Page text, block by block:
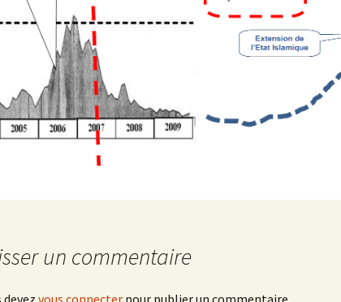
un commentaire